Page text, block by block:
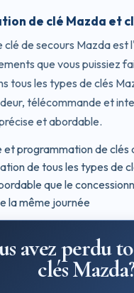
de clé Mazda et
clé de secours Mazda est
que vous puissiez
tous les types de clés
télécommande et
et abordable.
et programmation de clés
de tous les types de
que le
la même journée
avez perdu
clés